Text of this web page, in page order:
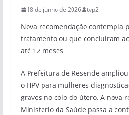
18 de junho de 2026 tvp2
Nova recomendação contempla
tratamento ou que concluíram
até 12 meses
A Prefeitura de Resende
o HPV para mulheres
graves no colo do útero. A nova
Ministério da Saúde passa a